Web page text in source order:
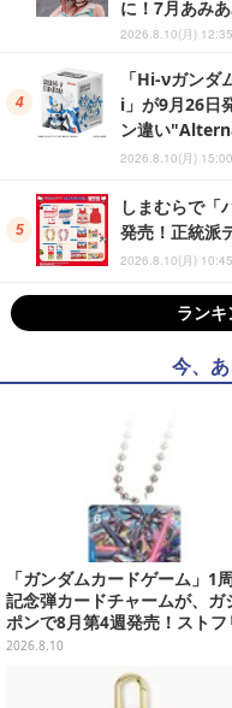
に！7月あみ
2026.8.10(月) 12:35
「Hi-νガン
i」が9月26日
ン違い
2026.8.10(月) 15:00
しまむらで「
発売！正統派
2026.8.10(月) 10:45
ラン
今、
「ガンダムカードゲーム」1
記念弾カードチャームが、ガ
ポンで8月第4週発売！ストフ
νガンダム、キラ・ヤマトなど
2026.8.10